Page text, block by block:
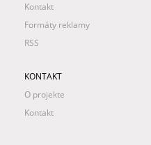
Kontakt
Formáty reklamy
RSS
KONTAKT
O projekte
Kontakt